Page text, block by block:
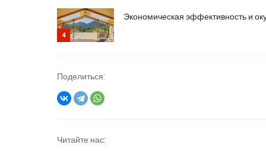
4
Экономическая эффективность и
Поделиться:
Читайте нас: